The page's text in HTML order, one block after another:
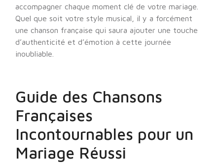
accompagner chaque moment clé de votre mariage.
Quel que soit votre style musical, il y a forcément
une chanson française qui saura ajouter une touche
d’authenticité et d’émotion à cette journée
inoubliable.
Guide des Chansons
Françaises
Incontournables pour un
Mariage Réussi